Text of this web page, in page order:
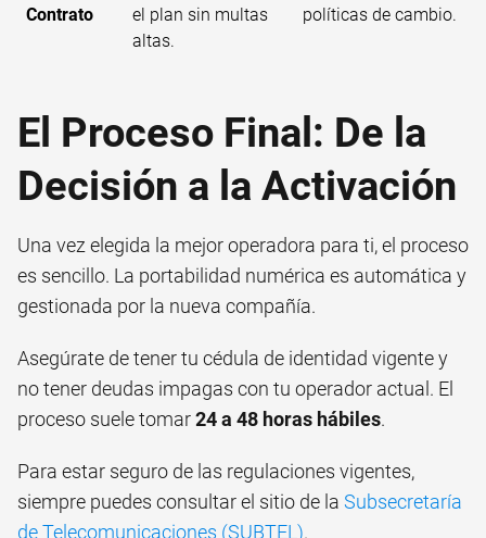
Contrato
el plan sin multas
altas.
políticas de cambio.
El Proceso Final: De la
Decisión a la Activación
Una vez elegida la mejor operadora para ti, el proceso
es sencillo. La portabilidad numérica es automática y
gestionada por la nueva compañía.
Asegúrate de tener tu cédula de identidad vigente y
no tener deudas impagas con tu operador actual. El
proceso suele tomar24 a 48 horas hábiles.
Para estar seguro de las regulaciones vigentes,
siempre puedes consultar el sitio de la Subsecretaría
de Telecomunicaciones (SUBTEL).